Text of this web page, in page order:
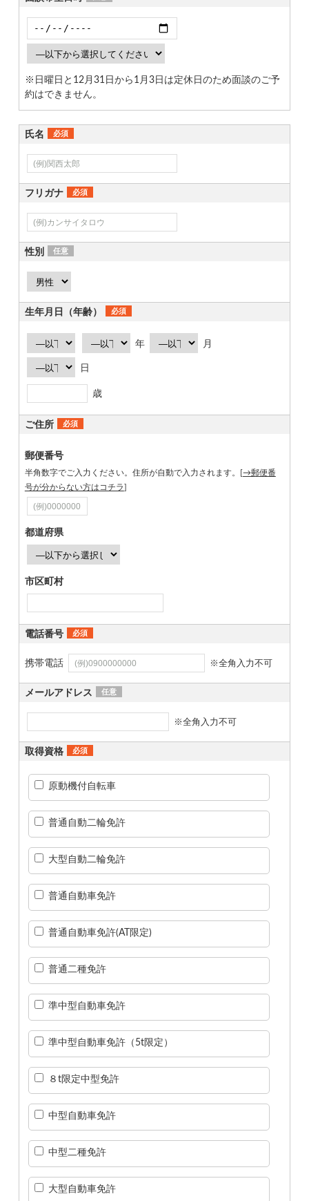
※日曜日と12月31日から1月3日は定休日のため面談のご予
約はできません。
氏名 必須
フリガナ 必須
性別 任意
生年月日（年齢） 必須
年 月
日
歳
ご住所 必須
郵便番号
半角数字でご入力ください。住所が自動で入力されます。[→郵便番
号が分からない方はコチラ]
都道府県
市区町村
電話番号 必須
携帯電話 ※全角入力不可
メールアドレス 任意
※全角入力不可
取得資格 必須
原動機付自転車
普通自動二輪免許
大型自動二輪免許
普通自動車免許
普通自動車免許(AT限定)
普通二種免許
準中型自動車免許
準中型自動車免許（5t限定）
８t限定中型免許
中型自動車免許
中型二種免許
大型自動車免許